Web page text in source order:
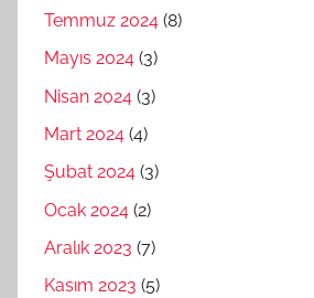
Temmuz 2024 (8)
Mayıs 2024 (3)
Nisan 2024 (3)
Mart 2024 (4)
Şubat 2024 (3)
Ocak 2024 (2)
Aralık 2023 (7)
Kasım 2023 (5)